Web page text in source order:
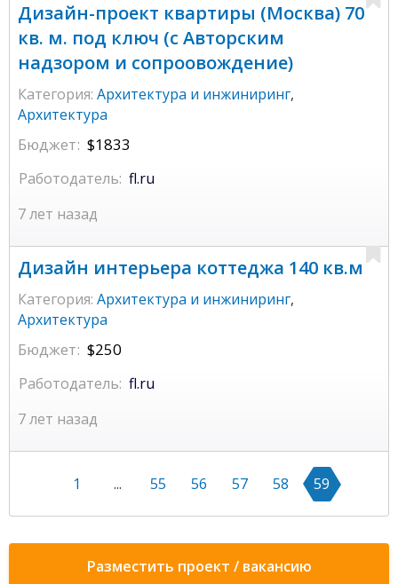
Дизайн-проект квартиры (Москва) 70
кв. м. под ключ (с Авторским
надзором и сопроовождение)
Категория: Архитектура и инжиниринг,
Архитектура
Бюджет: $1833
7 лет назад
Работодатель: fl.ru
Дизайн интерьера коттеджа 140 кв.м
Категория: Архитектура и инжиниринг,
Архитектура
Бюджет: $250
7 лет назад
Работодатель: fl.ru
1 ... 55 56 57 58 59
Разместить проект / вакансию